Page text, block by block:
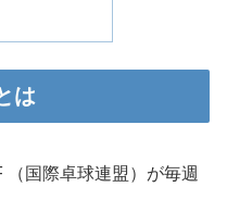
は
国際卓球連盟）が毎週